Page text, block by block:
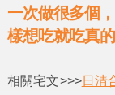
一次做很多個
樣想吃就吃真
相關宅文>>>日清